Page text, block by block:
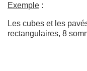
Exemple :
Les cubes et les
rectangulaires, 8